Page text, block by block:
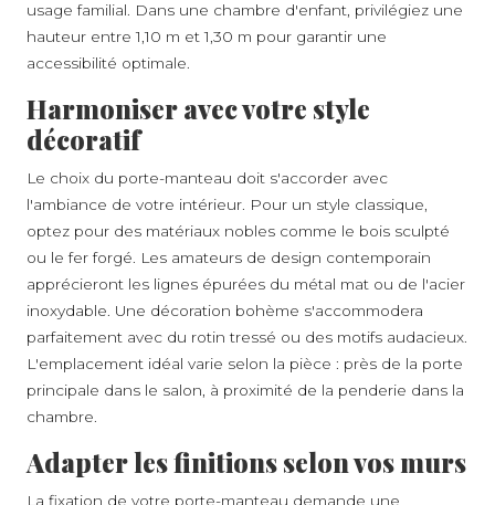
usage familial. Dans une chambre d'enfant, privilégiez une
hauteur entre 1,10 m et 1,30 m pour garantir une
accessibilité optimale.
Harmoniser avec votre style
décoratif
Le choix du porte-manteau doit s'accorder avec
l'ambiance de votre intérieur. Pour un style classique,
optez pour des matériaux nobles comme le bois sculpté
ou le fer forgé. Les amateurs de design contemporain
apprécieront les lignes épurées du métal mat ou de l'acier
inoxydable. Une décoration bohème s'accommodera
parfaitement avec du rotin tressé ou des motifs audacieux.
L'emplacement idéal varie selon la pièce : près de la porte
principale dans le salon, à proximité de la penderie dans la
chambre.
Adapter les finitions selon vos murs
La fixation de votre porte-manteau demande une